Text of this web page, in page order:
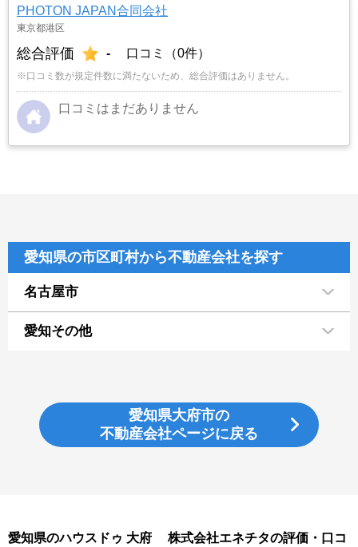
PHOTON JAPAN合同会社
東京都港区
総合評価 - 口コミ（0件）
※口コミ数が規定件数に満たないため、総合評価はありません。
口コミはまだありません
愛知県の市区町村から不動産会社を探す
名古屋市
愛知その他
愛知県大府市の
不動産会社ページに戻る
愛知県のハウスドゥ 大府 株式会社エネチタの評価・口コ